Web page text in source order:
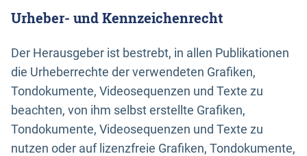
Urheber- und Kennzeichenrecht
Der Herausgeber ist bestrebt, in allen Publikationen
die Urheberrechte der verwendeten Grafiken,
Tondokumente, Videosequenzen und Texte zu
beachten, von ihm selbst erstellte Grafiken,
Tondokumente, Videosequenzen und Texte zu
nutzen oder auf lizenzfreie Grafiken, Tondokumente,